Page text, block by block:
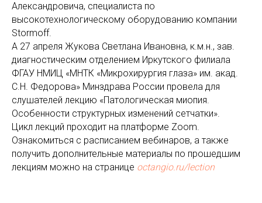
Александровича, специалиста по
высокотехнологическому оборудованию компании
Stormoff.
А 27 апреля Жукова Светлана Ивановна, к.м.н., зав.
диагностическим отделением Иркутского филиала
ФГАУ НМИЦ «МНТК «Микрохирургия глаза» им. акад.
С.Н. Федорова» Минздрава России провела для
слушателей лекцию «Патологическая миопия.
Особенности структурных изменений сетчатки».
Цикл лекций проходит на платформе Zoom.
Ознакомиться с расписанием вебинаров, а также
получить дополнительные материалы по прошедшим
лекциям можно на странице octangio.ru/lection